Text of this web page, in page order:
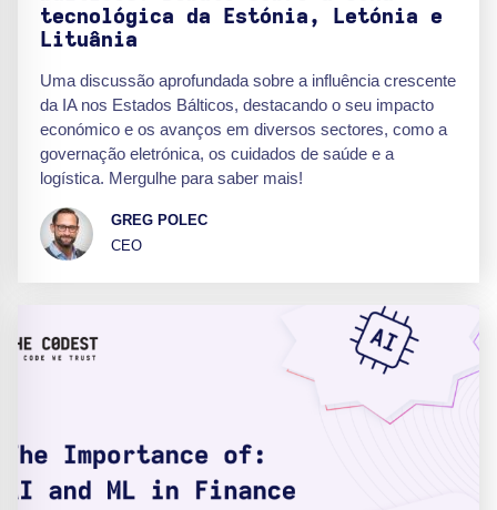
tecnológica da Estónia, Letónia e
Lituânia
Uma discussão aprofundada sobre a influência crescente
da IA nos Estados Bálticos, destacando o seu impacto
económico e os avanços em diversos sectores, como a
governação eletrónica, os cuidados de saúde e a
logística. Mergulhe para saber mais!
GREG POLEC
CEO